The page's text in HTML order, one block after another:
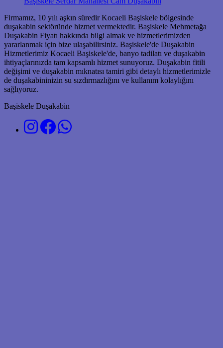
Firmamız, 10 yılı aşkın süredir Kocaeli Başiskele bölgesinde
duşakabin sektöründe hizmet vermektedir. Başiskele Mehmetağa
Duşakabin Fiyatı hakkında bilgi almak ve hizmetlerimizden
yararlanmak için bize ulaşabilirsiniz. Başiskele'de Duşakabin
Hizmetlerimiz Kocaeli Başiskele'de, banyo tadilatı ve duşakabin
ihtiyaçlarınızda tam kapsamlı hizmet sunuyoruz. Duşakabin fitili
değişimi ve duşakabin mıknatısı tamiri gibi detaylı hizmetlerimizle
de duşakabininizin su sızdırmazlığını ve kullanım kolaylığını
sağlıyoruz.
Başiskele Duşakabin